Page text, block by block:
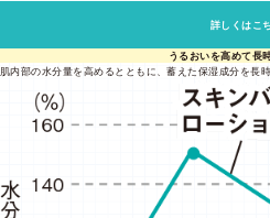
詳しくはこ
うるおいを高めて長
肌内部の水分量を高めるとともに、蓄えた保湿成分を長